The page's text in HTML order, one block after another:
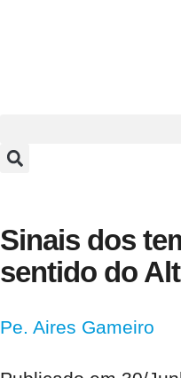
Sinais dos
sentido do
Pe. Aires Gameiro